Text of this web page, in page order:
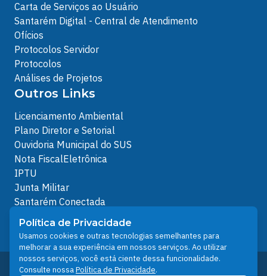
Carta de Serviços ao Usuário
Santarém Digital - Central de Atendimento
Ofícios
Protocolos Servidor
Protocolos
Análises de Projetos
Outros Links
Licenciamento Ambiental
Plano Diretor e Setorial
Ouvidoria Municipal do SUS
Nota FiscalEletrônica
IPTU
Junta Militar
Santarém Conectada
Política de Privacidade
People illustrations by Storyset
Desenvolvido pelo Núcleo Técnico de Gestão de
Política de Privacidade
Usamos cookies e outras tecnologias semelhantes para
melhorar a sua experiência em nossos serviços. Ao utilizar
nossos serviços, você está ciente dessa funcionalidade.
Consulte nossaPolítica de Privacidade.